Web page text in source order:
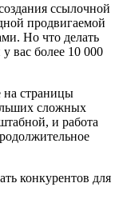
ссылочной
продвигаемой
Но что делать
вас более 10 000
на страницы
сложных
и работа